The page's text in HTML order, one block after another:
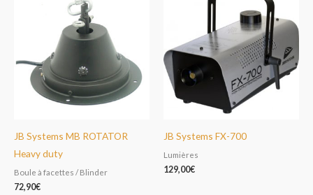
JB Systems MB ROTATOR
Heavy duty
Boule à facettes / Blinder
72,90€
JB Systems FX-700
Lumières
129,00€